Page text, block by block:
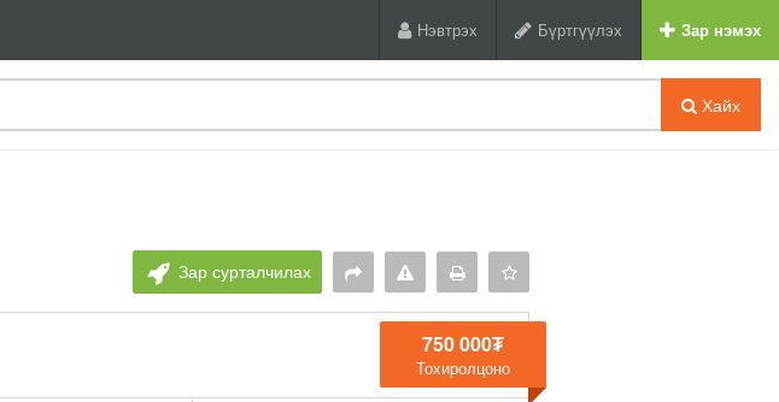
Нэвтрэх Бүртгүүлэх Зар нэмэх
Хайх
Зар сурталчилах
750 000₮
Тохиролцоно